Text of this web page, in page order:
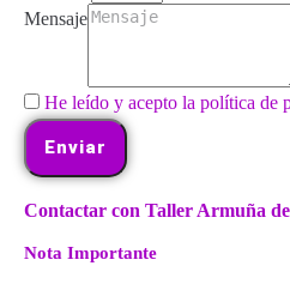
Mensaje
He leído y acepto la política de
Enviar
Contactar con Taller Armuña
Nota Importante